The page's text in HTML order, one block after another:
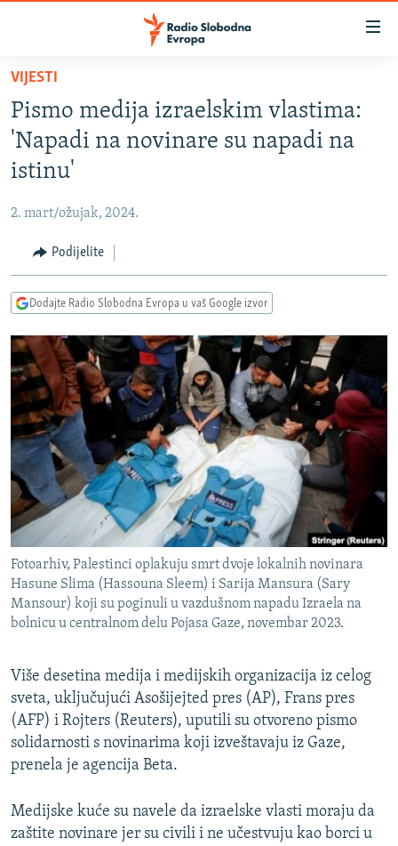
Pređite
glavni
sadržaj
Pređite
na
glavnu
Pređite
na
pretragu
BOSNA I HERCEGOVINA
SRBIJA
CRNA GORA
VIZUELNO
INFOGRAFIKE
RAT U UKRAJINI
KINA NA BALKANU
RSE PRIČE IZ SVIJETA
ISPRIČAJ MI
DNEVNO@RSE
SPECIJALI RSE
VIŠE OD NASLOVA
GENOCID U SREBRENICI
POPLAVE I KLIZIŠTA U BIH 2024.
TV LIBERTY
MOJA EVROPA
TRI DECENIJE OD RATA U BIH
SVE KARTE DEJTONA
NASTANAK I RASPAD JUGOSLAVIJE
PRATITE NAS
Sve RFE/RL stranice
VIJESTI
Pismo medija izraelskim vlastima:
'Napadi na novinare su napadi na
istinu'
2. mart/ožujak, 2024.
Podijelite
Dodajte Radio Slobodna Evropa u vaš Google izvor
Fotoarhiv, Palestinci oplakuju smrt dvoje lokalnih novinara
Hasune Slima (Hassouna Sleem) i Sarija Mansura (Sary
Mansour) koji su poginuli u vazdušnom napadu Izraela na
bolnicu u centralnom delu Pojasa Gaze, novembar 2023.
Više desetina medija i medijskih organizacija iz celog
sveta, uključujući Asošijejted pres (AP), Frans pres
(AFP) i Rojters (Reuters), uputili su otvoreno pismo
solidarnosti s novinarima koji izveštavaju iz Gaze,
prenela je agencija Beta.
Medijske kuće su navele da izraelske vlasti moraju da
zaštite novinare jer su civili i ne učestvuju kao borci u